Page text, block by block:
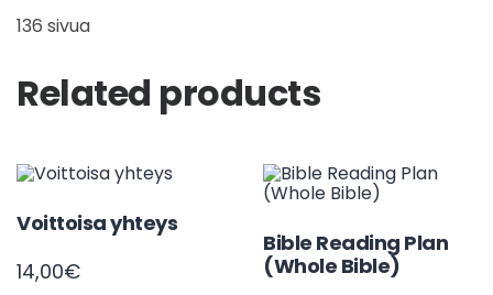
136 sivua
Related products
Voittoisa yhteys
14,00€
Bible Reading Plan
(Whole Bible)